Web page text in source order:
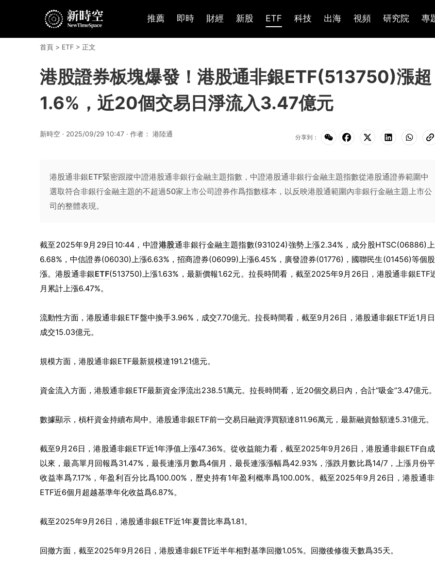
推薦 即時 財經 新股 ETF 科技 出海 視頻 研究院 專
首頁 > ETF > 正文
港股證券板塊爆發！港股通非銀ETF(513750)漲超
1.6%，近20個交易日淨流入3.47億元
新時空 · 2025/09/29 10:47 · 作者： 港陸通 分享到：
港股通非銀ETF緊密跟蹤中證港股通非銀行金融主題指數，中證港股通非銀行金融主題指數從港股通證券範圍中
選取符合非銀行金融主題的不超過50家上市公司證券作爲指數樣本，以反映港股通範圍內非銀行金融主題上市公
司的整體表現。
截至2025年9月29日10:44，中證港股通非銀行金融主題指數(931024)強勢上漲2.34%，成分股HTSC(06886)
6.68%，中信證券(06030)上漲6.63%，招商證券(06099)上漲6.45%，廣發證券(01776)，國聯民生(01456)等個
漲。港股通非銀ETF(513750)上漲1.63%，最新價報1.62元。拉長時間看，截至2025年9月26日，港股通非銀ETF
月累計上漲6.47%。
流動性方面，港股通非銀ETF盤中換手3.96%，成交7.70億元。拉長時間看，截至9月26日，港股通非銀ETF近1月
成交15.03億元。
規模方面，港股通非銀ETF最新規模達191.21億元。
資金流入方面，港股通非銀ETF最新資金淨流出238.51萬元。拉長時間看，近20個交易日內，合計“吸金”3.47億元。
數據顯示，槓杆資金持續布局中。港股通非銀ETF前一交易日融資淨買額達811.96萬元，最新融資餘額達5.31億元。
截至9月26日，港股通非銀ETF近1年淨值上漲47.36%。從收益能力看，截至2025年9月26日，港股通非銀ETF自
以來，最高單月回報爲31.47%，最長連漲月數爲4個月，最長連漲漲幅爲42.93%，漲跌月數比爲14/7，上漲月份
收益率爲7.17%，年盈利百分比爲100.00%，歷史持有1年盈利概率爲100.00%。截至2025年9月26日，港股通
ETF近6個月超越基準年化收益爲6.87%。
截至2025年9月26日，港股通非銀ETF近1年夏普比率爲1.81。
回撤方面，截至2025年9月26日，港股通非銀ETF近半年相對基準回撤1.05%。回撤後修復天數爲35天。